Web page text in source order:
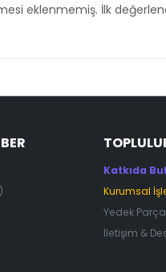
eklenmemiş. İlk
Katkıda
Kurumsal
Yedek
İletişim &